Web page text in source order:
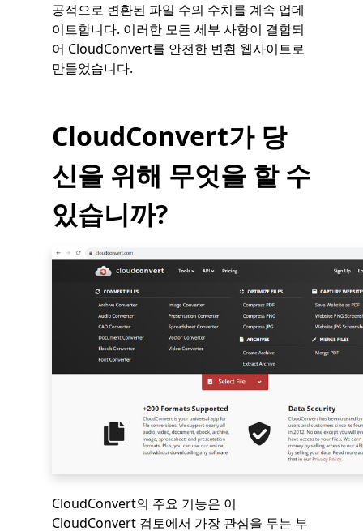
공적으로 변환된 파일 수의 수치를 계속 업데
이트합니다. 이러한 모든 세부 사항이 결합되
어 CloudConvert를 안전한 변환 웹사이트로
만들었습니다.
CloudConvert가 당
신을 위해 무엇을 할 수
있습니까?
CloudConvert의 주요 기능은 이
CloudConvert 검토에서 가장 관심을 두는 부